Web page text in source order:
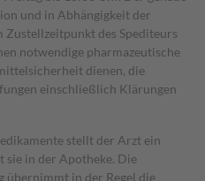
und in Abhängigkeit der
des Spediteurs
notwendige pharmazeutische
dienen, die
einschließlich Klärungen
stellt der Arzt ein
sie in der Apotheke. Die
übernimmt in der Regel die